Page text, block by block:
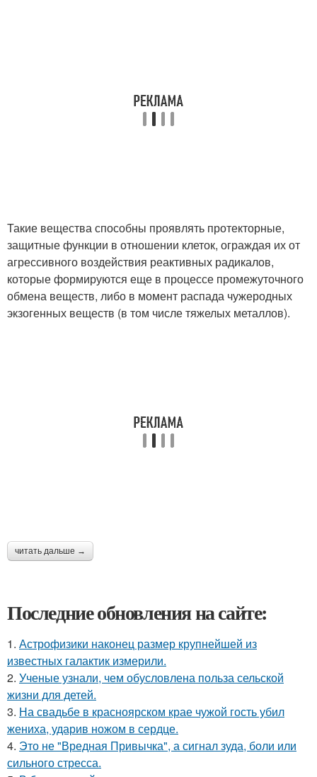
Такие вещества способны проявлять протекторные,
защитные функции в отношении клеток, ограждая их от
агрессивного воздействия реактивных радикалов,
которые формируются еще в процессе промежуточного
обмена веществ, либо в момент распада чужеродных
экзогенных веществ (в том числе тяжелых металлов).
читать дальше →
Последние обновления на сайте:
1. Астрофизики наконец размер крупнейшей из
известных галактик измерили.
2. Ученые узнали, чем обусловлена польза сельской
жизни для детей.
3. На свадьбе в красноярском крае чужой гость убил
жениха, ударив ножом в сердце.
4. Это не "Вредная Привычка", а сигнал зуда, боли или
сильного стресса.